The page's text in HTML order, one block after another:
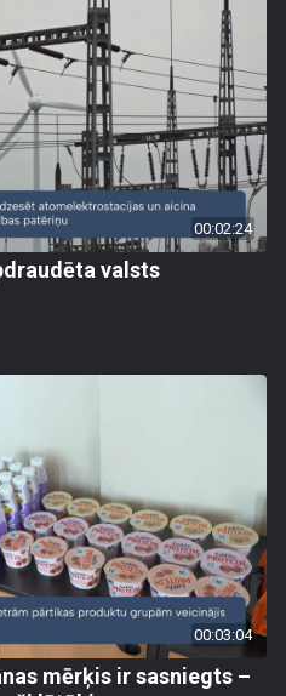
00:02:24
valsts
00:03:04
mērķis ir sasniegts –